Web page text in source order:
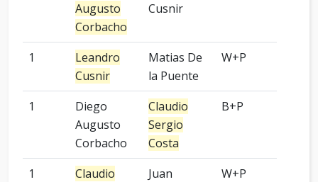
Augusto
Corbacho
Cusnir
1
Leandro
Cusnir
Matias De
la Puente
W+P
1
Diego
Augusto
Corbacho
Claudio
Sergio
Costa
B+P
1
Claudio
Juan
W+P